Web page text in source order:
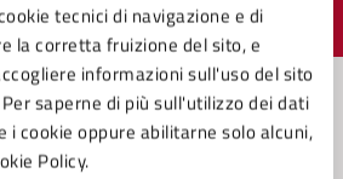
tecnici di navigazione e di
la corretta fruizione del sito, e
informazioni sull'uso del sito
saperne di più sull'utilizzo dei dati
i cookie oppure abilitarne solo alcuni,
Policy.
5 stelle su 5
su 5
su 5
5